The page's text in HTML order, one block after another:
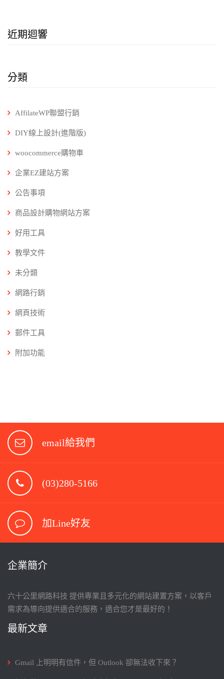
近期迴響
分類
AffilateWP聯盟行銷
DIY線上設計(進階版)
woocommerce購物車
企業EZ建站方案
公告事項
商品設計購物網站方案
好用工具
教學文件
未分類
網路行銷
網頁技術
郵件工具
附加功能
email給我們
(03)280-5166
加Line好友
企業簡介
六十公里網路科技 提供專業且多元化的網站建置方案，以客戶
需求為導向提供適合的服務，適合您才是最好的！
最新文章
Gmail 上明明有信件，但 Outlook 卻無法收下來？